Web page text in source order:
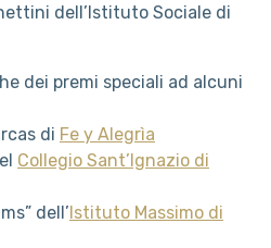
dell’Istituto Sociale di
dei premi speciali ad alcuni
di Fe y Alegrìa
Collegio Sant’Ignazio di
dell’Istituto Massimo di